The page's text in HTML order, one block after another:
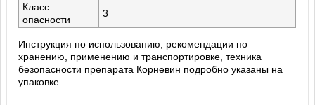
Класс
опасности
3
Инструкция по использованию, рекомендации по
хранению, применению и транспортировке, техника
безопасности препарата Корневин подробно указаны на
упаковке.